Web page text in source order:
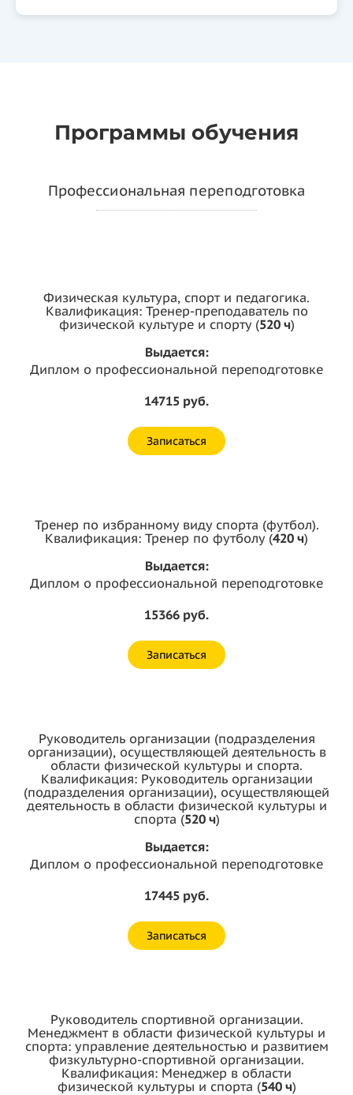
Программы обучения
Профессиональная переподготовка
Физическая культура, спорт и педагогика.
Квалификация: Тренер-преподаватель по
физической культуре и спорту (520 ч)
Выдается:
Диплом о профессиональной переподготовке
14715 руб.
Записаться
Тренер по избранному виду спорта (футбол).
Квалификация: Тренер по футболу (420 ч)
Выдается:
Диплом о профессиональной переподготовке
15366 руб.
Записаться
Руководитель организации (подразделения
организации), осуществляющей деятельность в
области физической культуры и спорта.
Квалификация: Руководитель организации
(подразделения организации), осуществляющей
деятельность в области физической культуры и
спорта (520 ч)
Выдается:
Диплом о профессиональной переподготовке
17445 руб.
Записаться
Руководитель спортивной организации.
Менеджмент в области физической культуры и
спорта: управление деятельностью и развитием
физкультурно-спортивной организации.
Квалификация: Менеджер в области
физической культуры и спорта (540 ч)